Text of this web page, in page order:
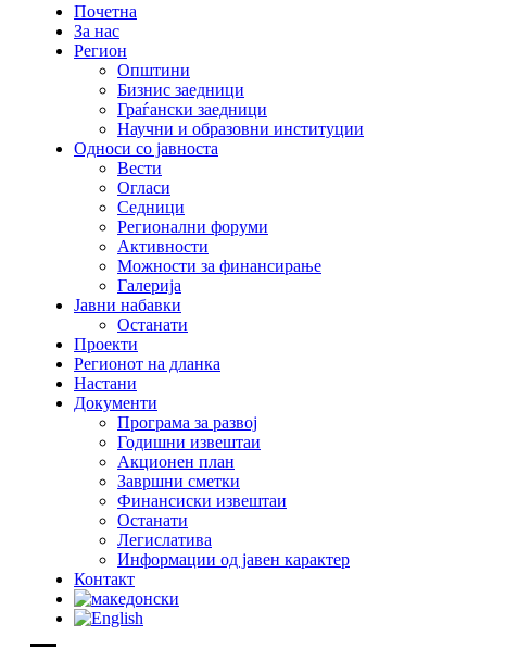
Почетна
За нас
Регион
Општини
Бизнис заедници
Граѓански заедници
Научни и образовни институции
Односи со јавноста
Вести
Огласи
Седници
Регионални форуми
Активности
Можности за финансирање
Галерија
Јавни набавки
Останати
Проекти
Регионот на дланка
Настани
Документи
Програма за развој
Годишни извештаи
Акционен план
Завршни сметки
Финансиски извештаи
Останати
Легислатива
Информации од јавен карактер
Контакт